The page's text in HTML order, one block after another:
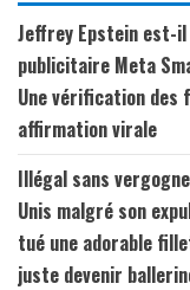
Jeffrey Epstein est-il
publicitaire Meta
Une vérification des
affirmation virale
Illégal sans
Unis malgré son
tué une adorable
juste devenir